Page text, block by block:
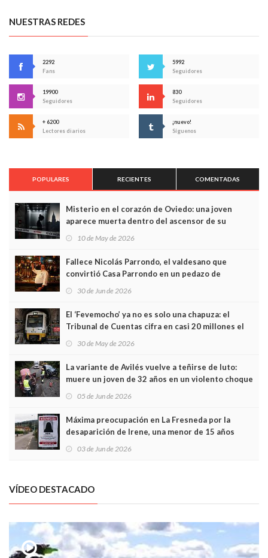
NUESTRAS REDES
2292
Fans
5992
Seguidores
19900
Seguidores
830
Seguidores
+ 6200
Lectores diarios
¡nuevo!
Síguenos
POPULARES RECIENTES COMENTADAS
Misterio en el corazón de Oviedo: una joven
aparece muerta dentro del ascensor de su
edificio y las cámaras captan sus últimos minutos
10 de May de 2026
Fallece Nicolás Parrondo, el valdesano que
convirtió Casa Parrondo en un pedazo de
Asturias en Madrid
30 de Jun de 2026
El ‘Fevemocho’ ya no es solo una chapuza: el
Tribunal de Cuentas cifra en casi 20 millones el
sobrecoste de los trenes que no cabían por los
30 de May de 2026
La variante de Avilés vuelve a teñirse de luto:
muere un joven de 32 años en un violento choque
frontal
05 de Jun de 2026
Máxima preocupación en La Fresneda por la
desaparición de Irene, una menor de 15 años
03 de Jun de 2026
VÍDEO DESTACADO